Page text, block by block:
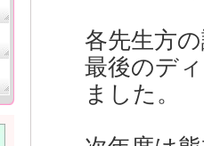
各先生方
最後のデ
ました。